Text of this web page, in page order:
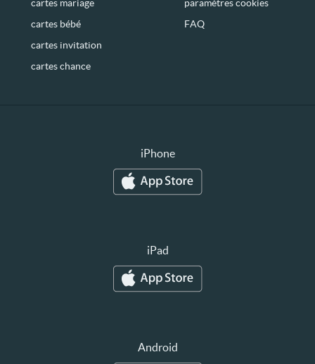
cartes mariage
cartes bébé
cartes invitation
cartes chance
paramètres cookies
FAQ
iPhone
iPad
Android